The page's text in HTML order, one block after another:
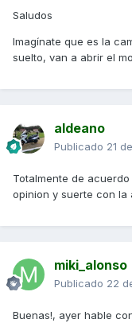
Saludos
Imagínate que es la
suelto, van a abrir el
aldeano
Publicado 21
Totalmente de
opinion y suerte con la
miki_alonso
Publicado 22
Buenas!, ayer hable